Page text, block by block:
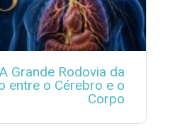
Grande Rodovia da
entre o Cérebro e o
Corpo